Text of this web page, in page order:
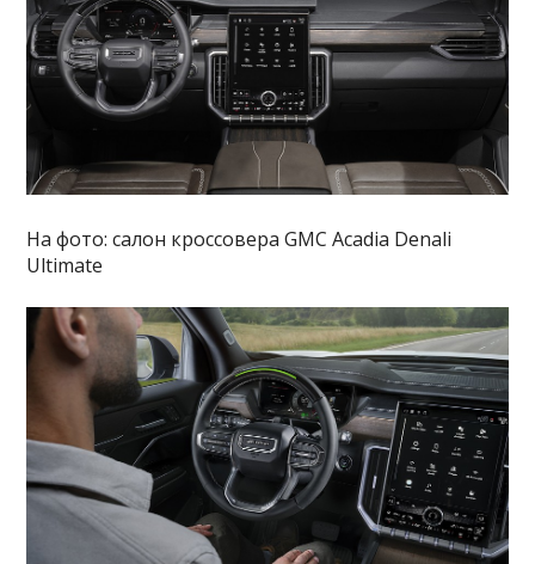
На фото: салон кроссовера GMC Acadia Denali
Ultimate